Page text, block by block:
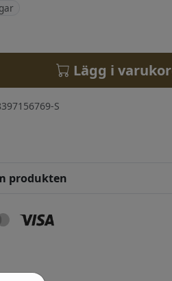
Lägg i
S
produkten